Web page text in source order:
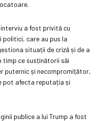
a fost privită cu
politici, care au pus la
situații de criză și de a
timp ce susținătorii săi
puternic și necompromițător,
pot afecta reputația și
publice a lui Trump a fost